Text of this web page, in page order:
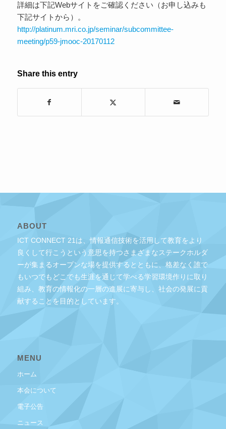
詳細は下記Webサイトをご確認ください（お申し込みも
下記サイトから）。
http://platinum.mri.co.jp/seminar/subcommittee-
meeting/p59-jmooc-20170112
Share this entry
ABOUT
ICT CONNECT 21は、情報通信技術を活用して教育をより
良くして行こうという意思を持つさまざまなステークホルダ
ーが集まるオープンな場を提供するとともに、格差なく誰で
もいつでもどこでも生涯を通じて学べる学習環境作りに取り
組み、教育の情報化の一層の進展に寄与し、社会の発展に貢
献することを目的としています。
MENU
ホーム
本会について
電子公告
ニュース